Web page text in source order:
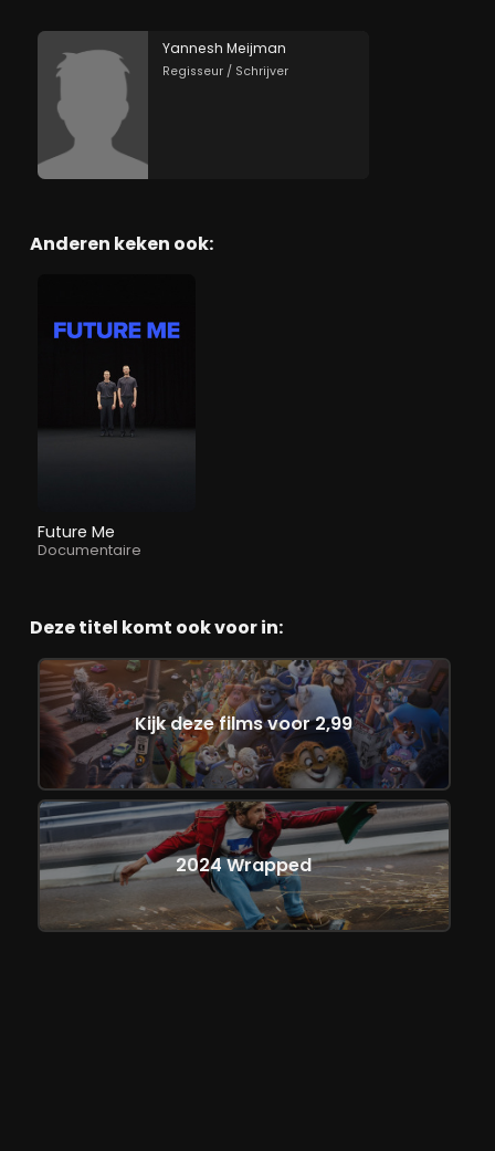
Yannesh Meijman
Regisseur / Schrijver
Anderen keken ook:
Future Me
Documentaire
Deze titel komt ook voor in:
Kijk deze films voor 2,99
2024 Wrapped